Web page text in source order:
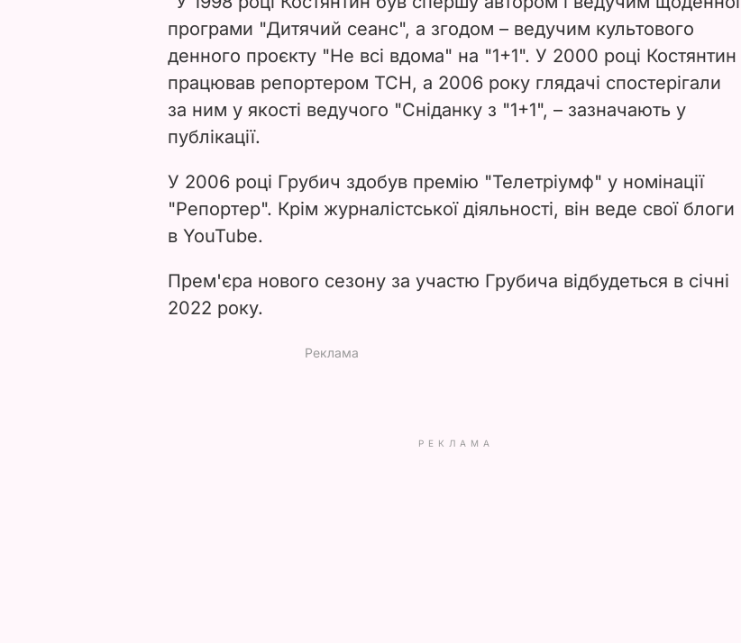
i
d
e
програми "Дитячий сеанс", а згодом – ведучим культового
денного проєкту "Не всі вдома" на "1+1". У 2000 році Костянтин
працював репортером ТСН, а 2006 року глядачі спостерігали
за ним у якості ведучого "Сніданку з "1+1", – зазначають у
публікації.
У 2006 році Грубич здобув премію "Телетріумф" у номінації
"Репортер". Крім журналістської діяльності, він веде свої блоги
в YouTube.
Прем'єра нового сезону за участю Грубича відбудеться в січні
2022 року.
РЕКЛАМА